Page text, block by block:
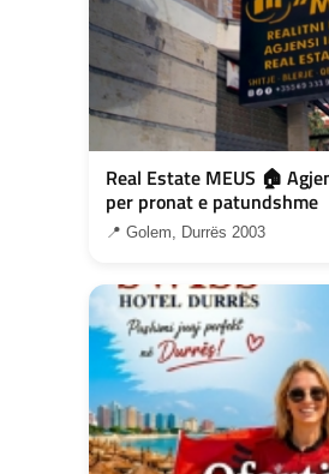
Real Estate MEUS 🏠
per pronat e patundshme
📍 Golem, Durrës 2003